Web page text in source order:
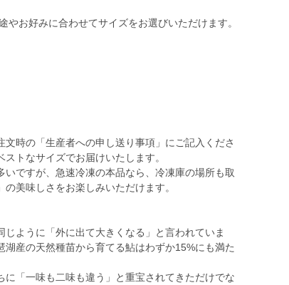
お好みに合わせてサイズをお選びいただけます。
文時の「生産者への申し送り事項」にご記入くださ
トなサイズでお届けいたします。
ですが、急速冷凍の本品なら、冷凍庫の場所も取
美味しさをお楽しみいただけます。
ように「外に出て大きくなる」と言われていま
産の天然種苗から育てる鮎はわずか15%にも満た
「一味も二味も違う」と重宝されてきただけでな